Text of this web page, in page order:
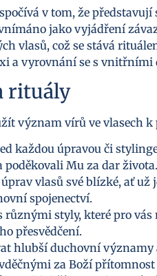
v tom, že
jako vyjádření
vlasů, což se stává
a vyrovnání se s
rituály
význam vírů ve vlasech
každou úpravou či
Mu za dar života.
vlasů své blízké, ať už
spojenectví.
různými styly, které pro
přesvědčení.
hlubší duchovní
za Boží